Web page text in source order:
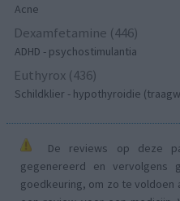
Acne
Dexamfetamine (446)
ADHD - psychostimulantia
Euthyrox (436)
Schildklier - hypothyroidie
De reviews op deze
gegenereerd en vervolgens
goedkeuring, om zo te voldoen